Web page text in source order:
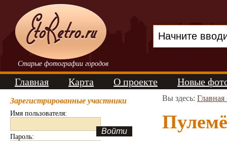
Старые фотографии городов
Главная Карта О проекте Новые
Зарегистрированные участники
Имя пользователя:
Пароль:
Вы здесь: Главная